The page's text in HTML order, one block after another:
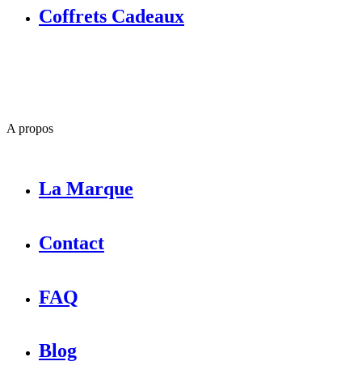
Coffrets Cadeaux
A propos
La Marque
Contact
FAQ
Blog